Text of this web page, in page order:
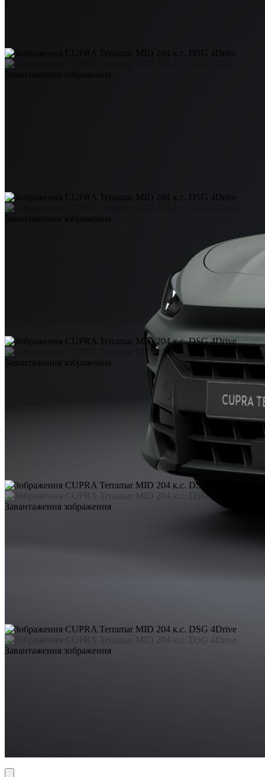
Завантаження зображення
Завантаження зображення
Завантаження зображення
Завантаження зображення